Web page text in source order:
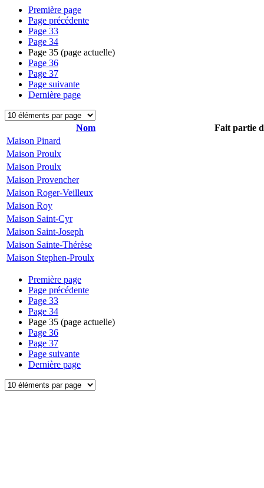
Première page
Page précédente
Page 33
Page 34
Page 35 (page actuelle)
Page 36
Page 37
Page suivante
Dernière page
Nom
Fait partie
Maison Pinard
Maison Proulx
Maison Proulx
Maison Provencher
Maison Roger-Veilleux
Maison Roy
Maison Saint-Cyr
Maison Saint-Joseph
Maison Sainte-Thérèse
Maison Stephen-Proulx
Première page
Page précédente
Page 33
Page 34
Page 35 (page actuelle)
Page 36
Page 37
Page suivante
Dernière page